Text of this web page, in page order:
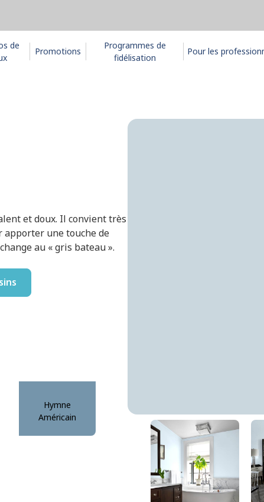
de
Promotions
Programmes de
fidélisation
Pour les
et doux. Il convient très
apporter une touche de
au « gris bateau ».
Hymne
Américain
Coin De Paradis
DLX1156-2